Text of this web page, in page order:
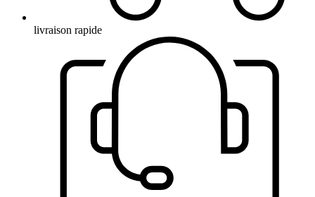
livraison rapide